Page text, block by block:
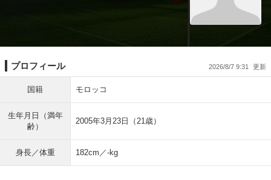
プロフィール 2026/8/7 9:31
国籍 モロッコ
生年月日（満年
齢）
2005年3月23日（21歳）
身長／体重 182cm／-kg